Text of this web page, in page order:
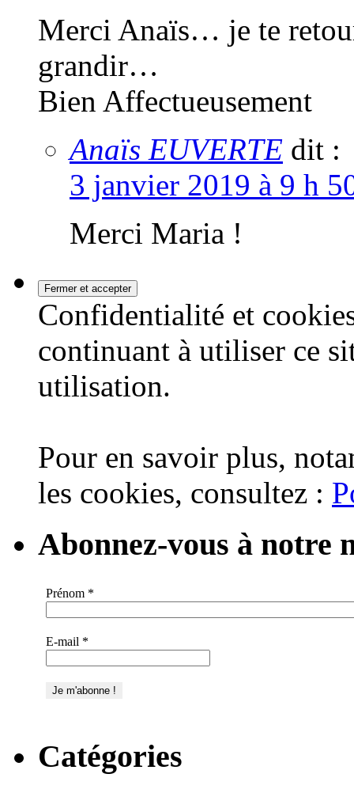
Merci Anaïs… je te
grandir…
Bien Affectueusement
Anaïs EUVERTE dit :
3 janvier 2019 à 9 h
Merci Maria !
Confidentialité et
continuant à utiliser ce
utilisation.
Pour en savoir plus,
les cookies, consultez :
Abonnez-vous à notre
Prénom *
E-mail *
Catégories